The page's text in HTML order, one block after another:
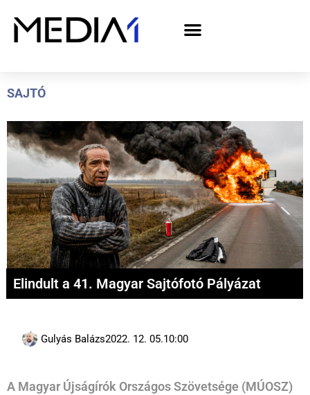
SAJTÓ
Elindult a 41. Magyar Sajtófotó Pályázat
Gulyás Balázs2022. 12. 05.10:00
A Magyar Újságírók Országos Szövetsége (MÚOSZ)